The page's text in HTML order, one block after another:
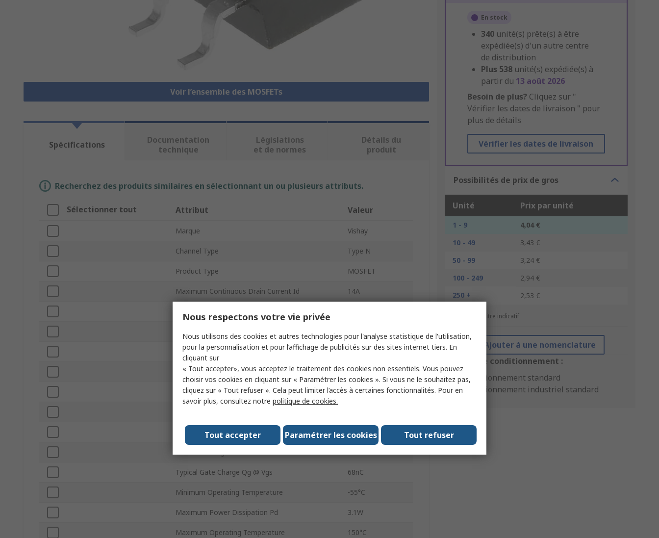
Voir l’ensemble des MOSFETs
En stock
340 unité(s) prête(s) à être
expédiée(s) d'un autre centre
de distribution
Plus 538 unité(s) expédiée(s) à
partir du 13 août 2026
Besoin de plus? Cliquez sur "
Vérifier les dates de livraison " pour
plus de détails
Vérifier les dates de livraison
Possibilités de prix de gros
Unité Prix par unité
1 - 9
4,04 €
10 - 49
3,43 €
50 - 99
3,24 €
100 - 249
2,94 €
250 +
2,53 €
*Prix donné à titre indicatif
Ajouter à une nomenclature
Options de conditionnement :
Conditionnement standard
Conditionnement industriel standard
Spécifications
Documentation
technique
Législations
et de normes
Détails du
produit
Recherchez des produits similaires en sélectionnant un ou plusieurs attributs.
Sélectionner tout Attribut Valeur
Marque Vishay
Channel Type Type N
Product Type MOSFET
Maximum Continuous Drain Current Id 14A
Package Type TO-263
Mount Type Surface
Pin Count 3
Channel Mode Enhancement
Typical Gate Charge Qg @ Vgs 68nC
Minimum Operating Temperature -55°C
Maximum Power Dissipation Pd 3.1W
Maximum Operating Temperature 150°C
Nous respectons votre vie privée
Nous utilisons des cookies et autres technologies pour l'analyse statistique de l'utilisation,
pour la personnalisation et pour l’affichage de publicités sur des sites internet tiers. En
cliquant sur
« Tout accepter», vous acceptez le traitement des cookies non essentiels. Vous pouvez
choisir vos cookies en cliquant sur « Paramétrer les cookies ». Si vous ne le souhaitez pas,
cliquez sur « Tout refuser ». Cela peut limiter l’accès à certaines fonctionnalités. Pour en
savoir plus, consultez notre politique de cookies.
Tout accepter Paramétrer les cookies Tout refuser